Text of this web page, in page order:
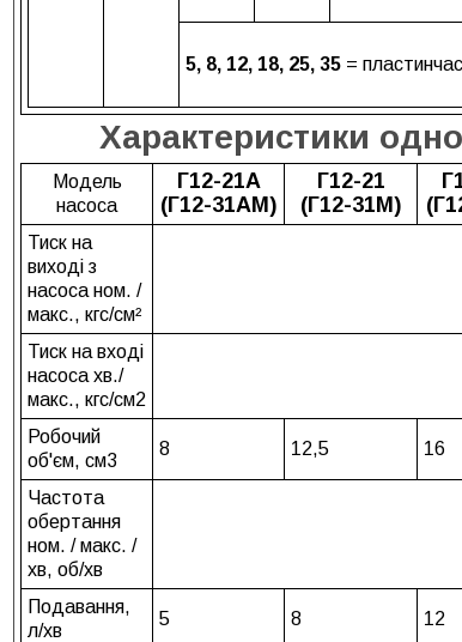
5, 8, 12, 18, 25, 35 =
Характеристики
Модель
насоса
Г12-21А
(Г12-31АМ)
Г12-21
(Г12-31М)
Тиск на
виході з
насоса ном. /
макс., кгс/см²
Тиск на вході
насоса хв./
макс., кгс/см2
Робочий
об'єм, см3
8 12,5 16
Частота
обертання
ном. / макс. /
хв, об/хв
Подавання,
л/хв
5 8 12